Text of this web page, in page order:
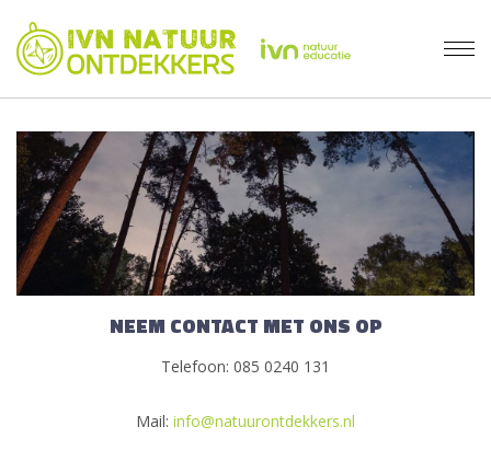
NEEM CONTACT MET ONS OP
Telefoon: 085 0240 131
Mail: info@natuurontdekkers.nl